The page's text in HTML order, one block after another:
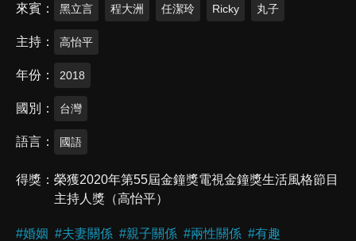
來賓 黑立言 程大洲 任潔玲 Ricky 丸子
主持 高怡平
年份 2018
國別 台灣
語言 國語
得獎
榮獲2020年第55屆金鐘獎電視金鐘獎生活風格節目
主持人獎（高怡平）
#婚姻 #夫妻關係 #親子關係 #兩性關係 #有趣